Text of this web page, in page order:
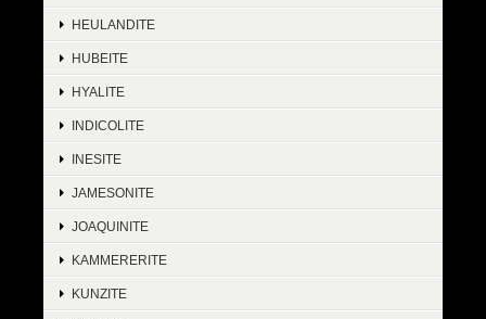
HEULANDITE
HUBEITE
HYALITE
INDICOLITE
INESITE
JAMESONITE
JOAQUINITE
KAMMERERITE
KUNZITE